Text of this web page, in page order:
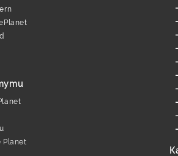
Planet